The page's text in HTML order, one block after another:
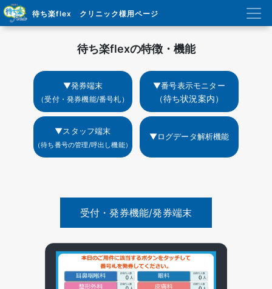
待ち楽flex クリニック様用ページ
待ち楽flexの特徴・機能
▼発券端末
（受付・発券機能/番号札）
▼スタッフ端末
（待ち番号の管理/呼出し機能）
▼番号表示モニター
（待ち状況案内）
▼ログデータ解析機能
受付・発券機能/発券端末